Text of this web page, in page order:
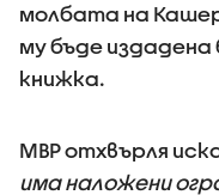
молбата на
му бъде
книжка.
МВР отхвърля
има наложени